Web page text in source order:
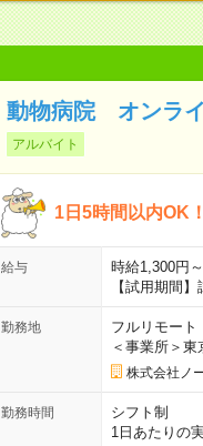
動物病院 オンラ
アルバイト
1日5時間以内OK
給与
時給1,300円
【試用期間
勤務地
フルリモート
＜事業所＞東
株式会社ノ
勤務時間
シフト制
1日あたりの